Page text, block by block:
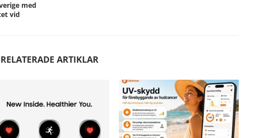
med
vid
RELATERADE ARTIKLAR